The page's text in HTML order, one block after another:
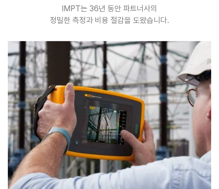
IMPT는 36년 동안 파트너사의
정밀한 측정과 비용 절감을 도왔습니다.